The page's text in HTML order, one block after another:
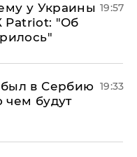
у Украины
Patriot: "Об
19:57
в Сербию
чем будут
19:33